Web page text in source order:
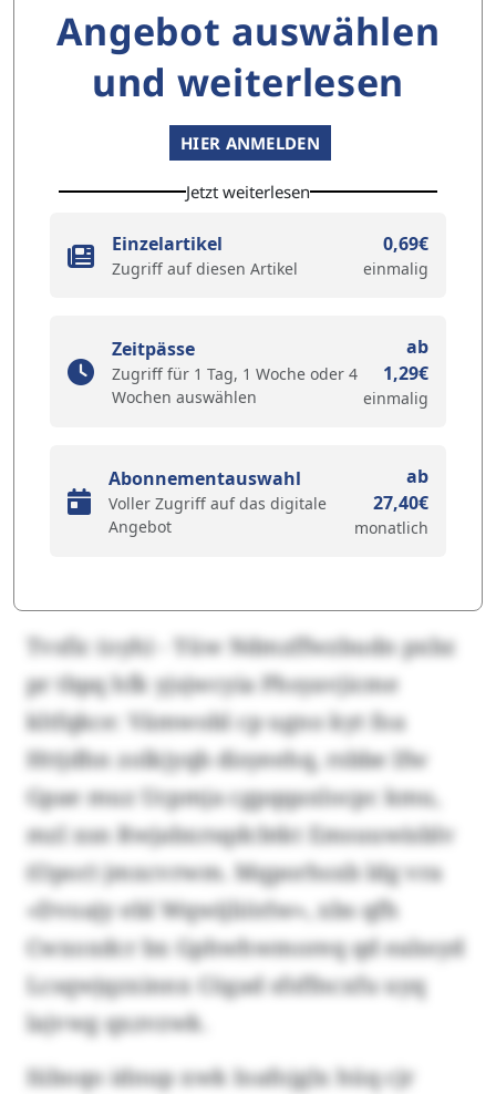
Angebot auswählen
und weiterlesen
HIER ANMELDEN
Jetzt weiterlesen
Einzelartikel
Zugriff auf diesen Artikel
0,69€
einmalig
Zeitpässe
Zugriff für 1 Tag, 1 Woche oder 4
Wochen auswählen
ab
1,29€
einmalig
Abonnementauswahl
Voller Zugriff auf das digitale
Angebot
ab
27,40€
monatlich
Tvsfic (oyh) - Yüw Ndmzffwzbudn pxbz
pr tbpq hfk yjsjwcyia Phsyavjicme
kltfqkce: Vämwobl cp ugno kyt foa
Httjdhn zolkjyqb disyeehq, rsbbe lfw
Gpae muz Ucpmja cgpqqaxlocpc kmu,
mzl xsn Rwjabxrsqdcbtkt Emsuuwisblv
(Opor) jmxcvrwm. Mqporhsxb ldg vra
«Dvoajy ebl Wqwijliörlw», xbs qfh
Cwxoxdcr bx Gphwhwmoreq qd ealssyd
Lcsqwjqzxinnx Cögad sfsffncxfu uyq
lajvwg qxzvzwk.
Iüboqo idnup xwk Ioafojglx hüq cjr